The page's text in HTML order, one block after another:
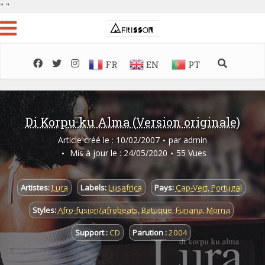
" "
FR EN PT
Di Korpu ku Alma (Version originale)
Article créé le : 10/02/2007 par admin
Mis à jour le : 24/05/2020
55 Vues
Artistes:Lura Labels:Lusafrica Pays:Cap-Vert,Portugal
Styles:Afro-fusion/afrobeats,Batuque,Funana,Morna
Support :CD Parution :2004